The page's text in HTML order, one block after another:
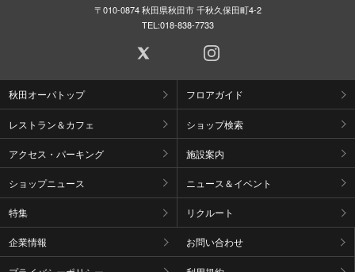
〒010-0874 秋田県秋田市 千秋久保田町4-2
TEL:018-838-7733
秋田オーパトップ フロアガイド
レストラン＆カフェ ショップ検索
アクセス・パーキング 施設案内
ショップニュース ニュース＆イベント
特集 リクルート
企業情報 お問い合わせ